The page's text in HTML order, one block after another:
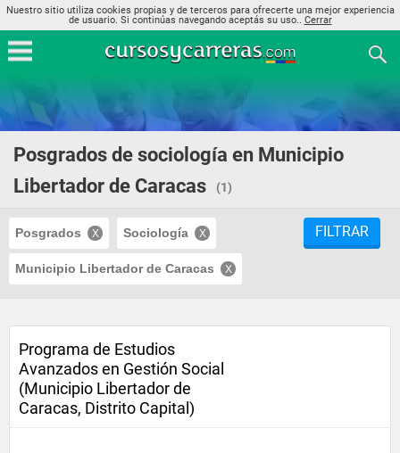
Nuestro sitio utiliza cookies propias y de terceros para ofrecerte una mejor experiencia
de usuario. Si continúas navegando aceptás su uso.. Cerrar
Posgrados de sociología en Municipio
Libertador de Caracas
(1)
Posgrados Sociología
Municipio Libertador de Caracas
FILTRAR
Programa de Estudios
Avanzados en Gestión Social
(Municipio Libertador de
Caracas, Distrito Capital)